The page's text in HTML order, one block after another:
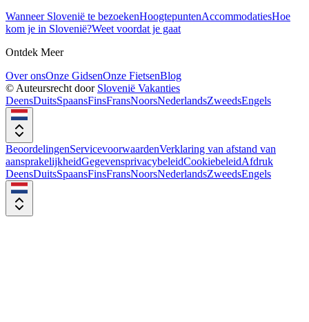
Wanneer Slovenië te bezoekenHoogtepuntenAccommodatiesHoe
kom je in Slovenië?Weet voordat je gaat
Ontdek Meer
Over onsOnze GidsenOnze FietsenBlog
© Auteursrecht door Slovenië Vakanties
DeensDuitsSpaansFinsFransNoorsNederlandsZweedsEngels
BeoordelingenServicevoorwaardenVerklaring van afstand van
aansprakelijkheidGegevensprivacybeleidCookiebeleidAfdruk
DeensDuitsSpaansFinsFransNoorsNederlandsZweedsEngels